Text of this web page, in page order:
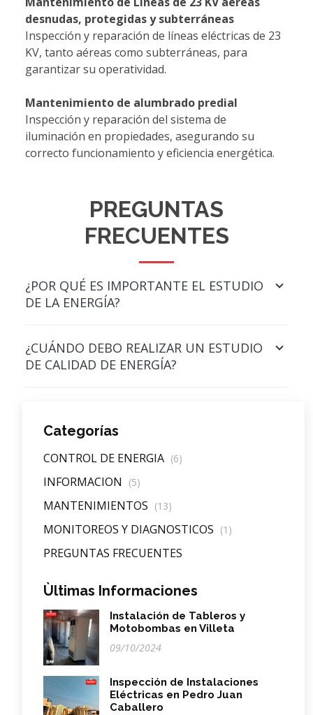
desnudas, protegidas y subterráneas
Inspección y reparación de líneas eléctricas de 23
KV, tanto aéreas como subterráneas, para
garantizar su operatividad.
Mantenimiento de alumbrado predial
Inspección y reparación del sistema de
iluminación en propiedades, asegurando su
correcto funcionamiento y eficiencia energética.
PREGUNTAS
FRECUENTES
¿POR QUÉ ES IMPORTANTE EL ESTUDIO
DE LA ENERGÍA?
¿CUÁNDO DEBO REALIZAR UN ESTUDIO
DE CALIDAD DE ENERGÍA?
Categorías
CONTROL DE ENERGIA (6)
INFORMACION (5)
MANTENIMIENTOS (13)
MONITOREOS Y DIAGNOSTICOS (1)
PREGUNTAS FRECUENTES
Ùltimas Informaciones
Instalación de Tableros y
Motobombas en Villeta
09/10/2024
Inspección de Instalaciones
Eléctricas en Pedro Juan
Caballero